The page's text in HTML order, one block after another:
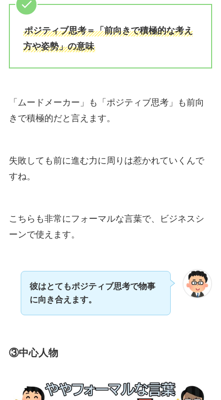
ポジティブ思考＝「前向きで積極的な考え
方や姿勢」の意味
「ムードメーカー」も「ポジティブ思考」も前向
きで積極的だと言えます。
失敗しても前に進む力に周りは惹かれていくんで
すね。
こちらも非常にフォーマルな言葉で、ビジネスシ
ーンで使えます。
彼はとてもポジティブ思考で物事
に向き合えます。
③中心人物